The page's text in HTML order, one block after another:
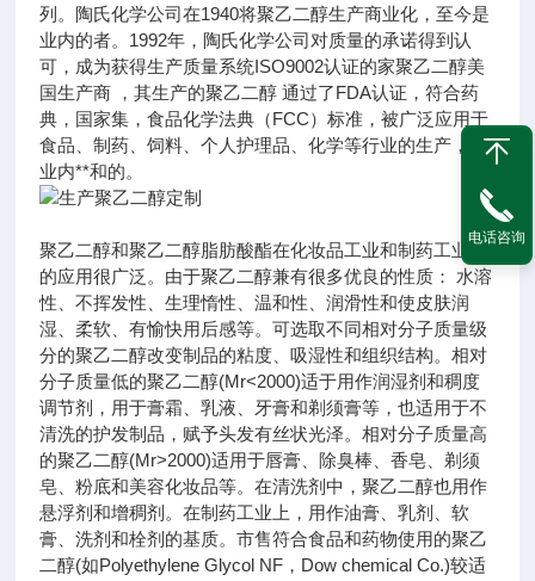
列。陶氏化学公司在1940将聚乙二醇生产商业化，至今是
业内的者。1992年，陶氏化学公司对质量的承诺得到认
可，成为获得生产质量系统ISO9002认证的家聚乙二醇美
国生产商 ，其生产的聚乙二醇 通过了FDA认证，符合药
典，国家集，食品化学法典（FCC）标准，被广泛应用于
食品、制药、饲料、个人护理品、化学等行业的生产， 是
业内**和的。
聚乙二醇和聚乙二醇脂肪酸酯在化妆品工业和制药工业中
的应用很广泛。由于聚乙二醇兼有很多优良的性质： 水溶
性、不挥发性、生理惰性、温和性、润滑性和使皮肤润
湿、柔软、有愉快用后感等。可选取不同相对分子质量级
分的聚乙二醇改变制品的粘度、吸湿性和组织结构。相对
分子质量低的聚乙二醇(Mr<2000)适于用作润湿剂和稠度
调节剂，用于膏霜、乳液、牙膏和剃须膏等，也适用于不
清洗的护发制品，赋予头发有丝状光泽。相对分子质量高
的聚乙二醇(Mr>2000)适用于唇膏、除臭棒、香皂、剃须
皂、粉底和美容化妆品等。在清洗剂中，聚乙二醇也用作
悬浮剂和增稠剂。在制药工业上，用作油膏、乳剂、软
膏、洗剂和栓剂的基质。市售符合食品和药物使用的聚乙
二醇(如Polyethylene Glycol NF，Dow chemical Co.)较适
电话咨询